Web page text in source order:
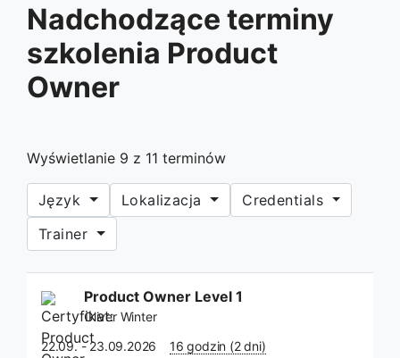
Nadchodzące terminy
szkolenia Product
Owner
Wyświetlanie 9 z 11 terminów
Język Lokalizacja
Credentials
Trainer
are a
human,
ignore
Product Owner Level 1
Oliver Winter
22.09. - 23.09.2026
16 godzin (2 dni)